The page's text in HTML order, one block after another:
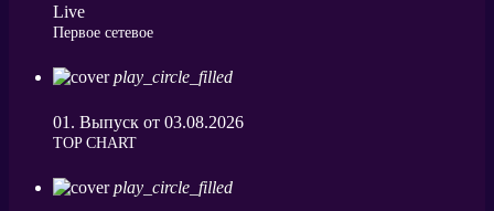
Live
Первое сетевое
play_circle_filled
01. Выпуск от 03.08.2026
ТОP CHART
play_circle_filled